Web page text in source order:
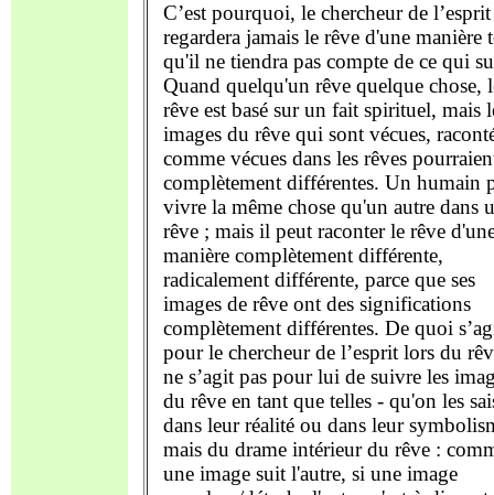
C’est pourquoi, le chercheur de
regardera jamais le rêve d'une manière
qu'il ne tiendra pas compte de ce qui
Quand quelqu'un rêve quelque chose,
rêve est basé sur un fait spirituel, mais
images du rêve qui sont vécues,
comme vécues dans les rêves
complètement différentes. Un humain
vivre la même chose qu'un autre dans
rêve ; mais il peut raconter le rêve
manière complètement différente,
radicalement différente, parce que ses
images de rêve ont des significations
complètement différentes. De quoi
pour le chercheur de l’esprit lors du
ne s’agit pas pour lui de suivre les
du rêve en tant que telles - qu'on les
dans leur réalité ou dans leur
mais du drame intérieur du rêve :
une image suit l'autre, si une image